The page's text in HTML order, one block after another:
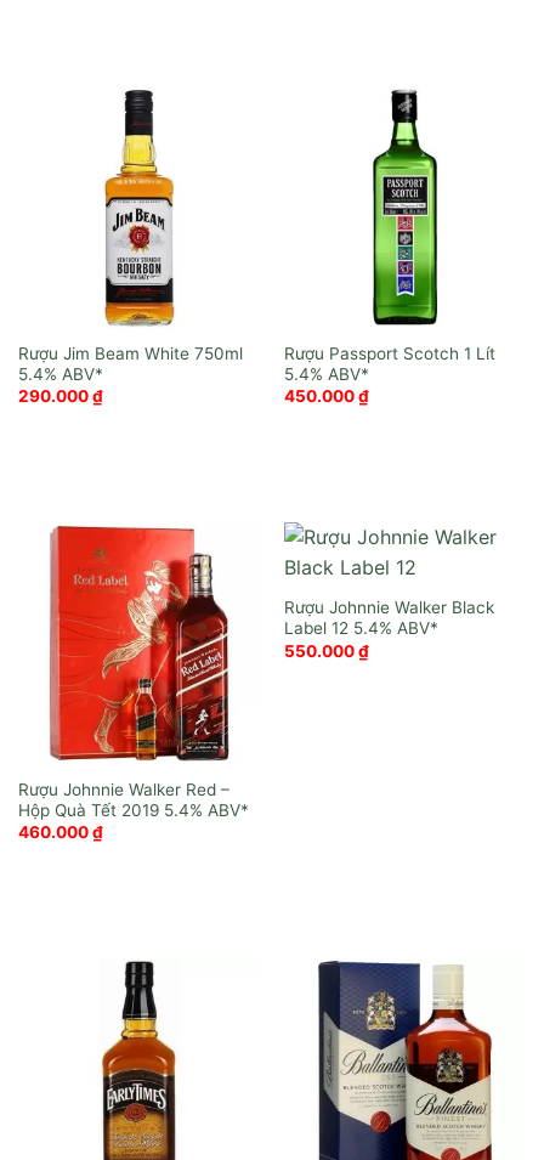
Rượu Jim Beam White 750ml
290.000₫
Rượu Passport Scotch 1 Lít
450.000₫
Rượu Johnnie Walker Red –
Hộp Quà Tết 2019
460.000₫
Rượu Johnnie Walker Black
Label 12
550.000₫